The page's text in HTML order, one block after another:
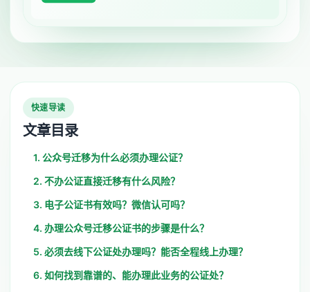
快速导读
文章目录
1. 公众号迁移为什么必须办理公证？
2. 不办公证直接迁移有什么风险？
3. 电子公证书有效吗？微信认可吗？
4. 办理公众号迁移公证书的步骤是什么？
5. 必须去线下公证处办理吗？能否全程线上办理？
6. 如何找到靠谱的、能办理此业务的公证处？